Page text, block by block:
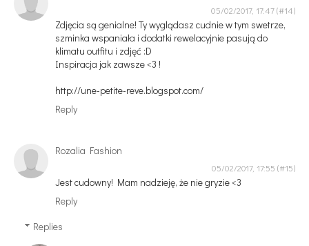
05/02/2017, 17:47
Zdjęcia są genialne! Ty wyglądasz cudnie w tym swetrze,
szminka wspaniała i dodatki rewelacyjnie pasują do
klimatu outfitu i zdjęć :D
Inspiracja jak zawsze <3 !
http://une-petite-reve.blogspot.com/
Reply
Rozalia Fashion
05/02/2017, 17:55
Jest cudowny! Mam nadzieję, że nie gryzie <3
Reply
Replies